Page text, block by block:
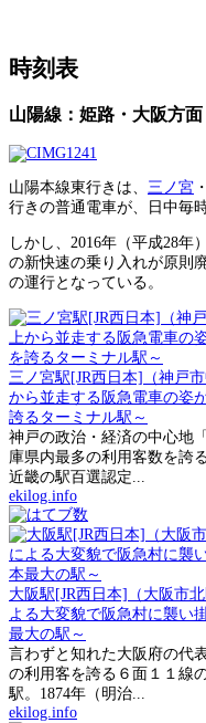
時刻表
山陽線：姫路・大阪方面
山陽本線東行きは、 三ノ宮 ・
行きの普通電車が、日中毎
しかし、2016年（平成28年
の新快速の乗り入れが原則
の運行となっている。
三ノ宮駅[JR西日本]（神戸
から並走する阪急電車の姿
誇るターミナル駅～
神戸の政治・経済の中心地
庫県内最多の利用客数を誇
近畿の駅百選認定...
ekilog.info
大阪駅[JR西日本]（大阪市
よる大変貌で阪急村に襲い
最大の駅～
言わずと知れた大阪府の代
の利用客を誇る６面１１線
駅。1874年（明治...
ekilog.info